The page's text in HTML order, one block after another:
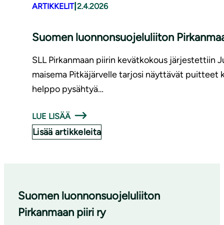
ARTIKKELIT| 2.4.2026
Suomen luonnonsuojeluliiton
SLL Pirkanmaan piirin kevätkokous järjestettiin
maisema Pitkäjärvelle tarjosi näyttävät puitteet
helppo pysähtyä…
LUE LISÄÄ
Lisää artikkeleita
Suomen luonnonsuojeluliiton
Pirkanmaan piiri ry